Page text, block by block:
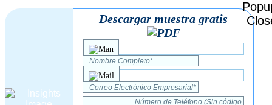
Descargar muestra gratis